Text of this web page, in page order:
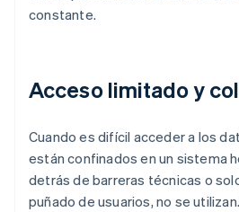
constante.
Acceso limitado y
Cuando es difícil acceder a los
están confinados en un sistema
detrás de barreras técnicas o
puñado de usuarios, no se